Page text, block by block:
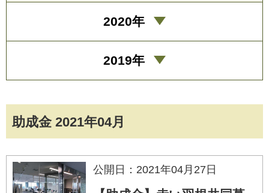
助成金 2021年04月
公開日：2021年04月27日
2020年
2019年